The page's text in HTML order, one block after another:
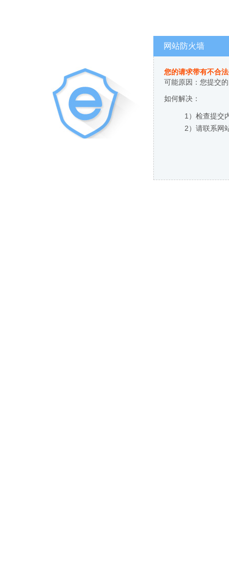
网站防火墙
您的请求带有不合
可能原因：您提交
如何解决：
1）检查提交
2）请联系网